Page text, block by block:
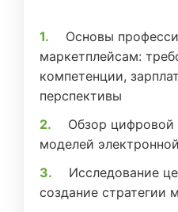
Основы
маркетплейсам:
компетенции,
перспективы
Обзор цифровой
моделей
Исследование
создание стратегии